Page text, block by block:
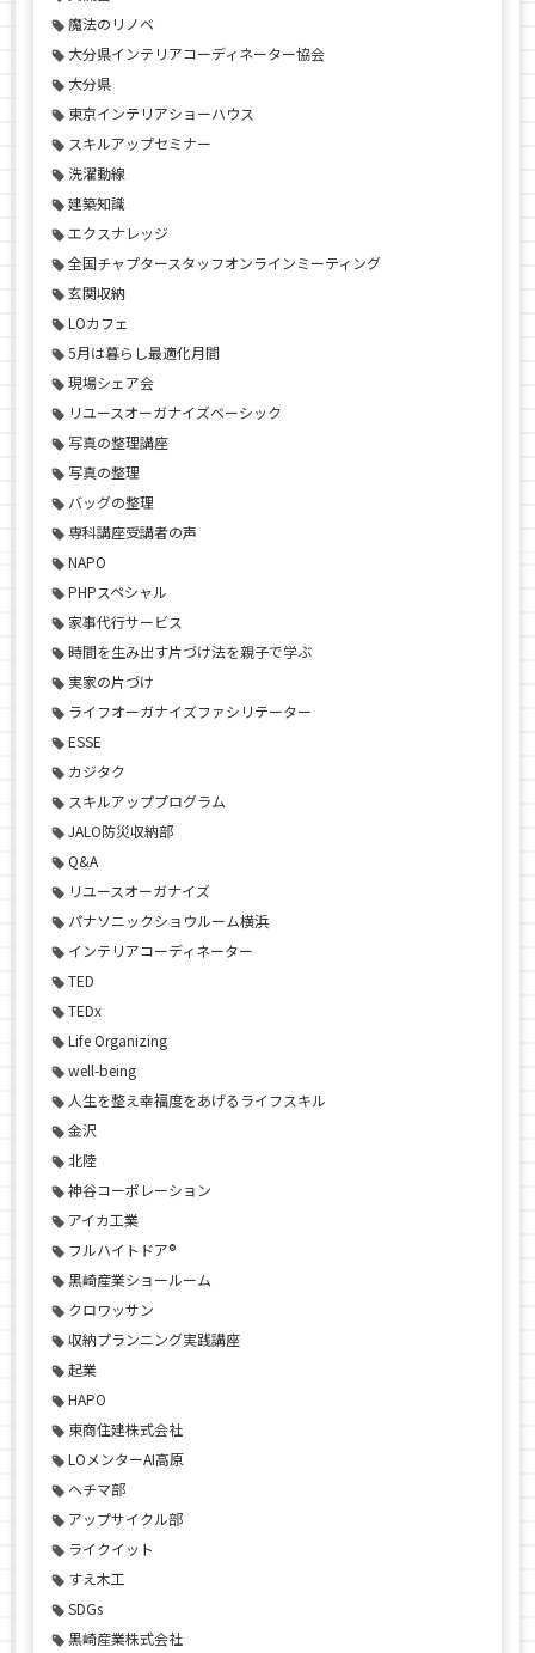
魔法のリノベ
大分県インテリアコーディネーター協会
大分県
東京インテリアショーハウス
スキルアップセミナー
洗濯動線
建築知識
エクスナレッジ
全国チャプタースタッフオンラインミーティング
玄関収納
LOカフェ
5月は暮らし最適化月間
現場シェア会
リユースオーガナイズベーシック
写真の整理講座
写真の整理
バッグの整理
専科講座受講者の声
NAPO
PHPスペシャル
家事代行サービス
時間を生み出す片づけ法を親子で学ぶ
実家の片づけ
ライフオーガナイズファシリテーター
ESSE
カジタク
スキルアッププログラム
JALO防災収納部
Q&A
リユースオーガナイズ
パナソニックショウルーム横浜
インテリアコーディネーター
TED
TEDx
Life Organizing
well-being
人生を整え幸福度をあげるライフスキル
金沢
北陸
神谷コーポレーション
アイカ工業
フルハイトドア®
黒崎産業ショールーム
クロワッサン
収納プランニング実践講座
起業
HAPO
東商住建株式会社
LOメンターAI高原
ヘチマ部
アップサイクル部
ライクイット
すえ木工
SDGs
黒崎産業株式会社